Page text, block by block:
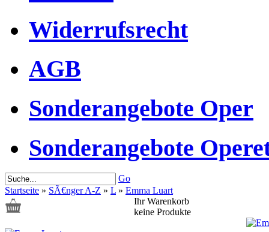
Widerrufsrecht
AGB
Sonderangebote Oper
Sonderangebote
Go
Startseite » SÃ€nger A-Z » L » Emma Luart
Ihr Warenkorb
keine Produkte